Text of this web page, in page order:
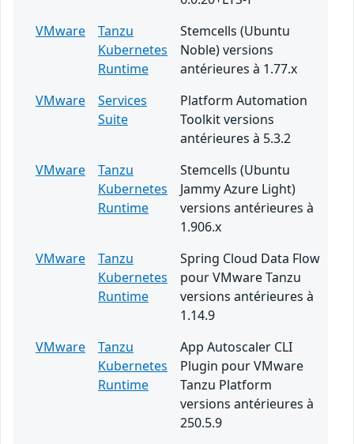
VMware
Tanzu
Kubernetes
Runtime
Stemcells (Ubuntu
Noble) versions
antérieures à 1.77.x
VMware
Services
Suite
Platform Automation
Toolkit versions
antérieures à 5.3.2
VMware
Tanzu
Kubernetes
Runtime
Stemcells (Ubuntu
Jammy Azure Light)
versions antérieures à
1.906.x
VMware
Tanzu
Kubernetes
Runtime
Spring Cloud Data Flow
pour VMware Tanzu
versions antérieures à
1.14.9
VMware
Tanzu
Kubernetes
Runtime
App Autoscaler CLI
Plugin pour VMware
Tanzu Platform
versions antérieures à
250.5.9